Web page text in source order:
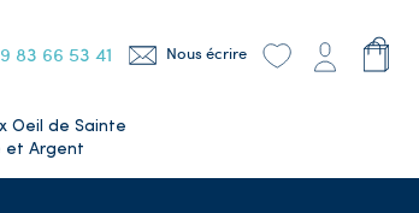
83 66 53 41 Nous écrire
Oeil de Sainte
et Argent